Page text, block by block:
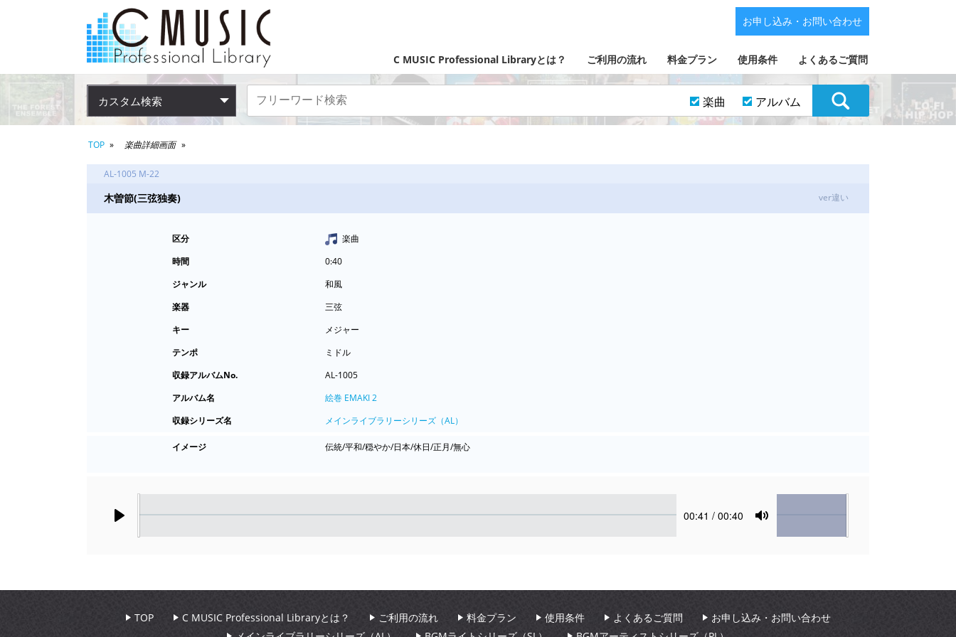
C MUSIC Professional Libraryとは？ ご利用の流れ 料金プラン 使用条件 よくあるご質問
お申し込み・お問い合わせ
カスタム検索 楽曲 アルバム
TOP 楽曲詳細画面
AL-1005 M-22
木曽節(三弦独奏) ver違い
区分
楽曲
時間
0:40
ジャンル
和風
楽器
三弦
キー
メジャー
テンポ
ミドル
収録アルバムNo.
AL-1005
アルバム名
絵巻 EMAKI 2
収録シリーズ名
メインライブラリーシリーズ（AL）
イメージ 伝統/平和/穏やか/日本/休日/正月/無心
Current
00:41 / 00:40
Mute
Volume
TOP C MUSIC Professional Libraryとは？ ご利用の流れ 料金プラン 使用条件 よくあるご質問
お申し込み・お問い合わせ